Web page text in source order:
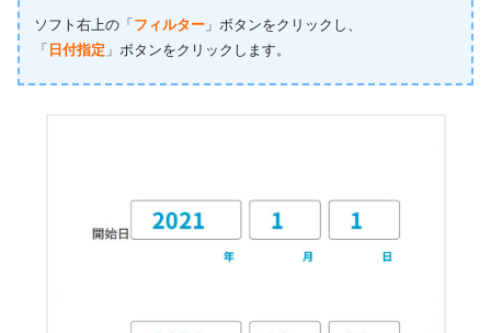
ソフト右上の「 フィルター」ボタンをクリックし、
「 日付指定 」ボタンをクリックします。